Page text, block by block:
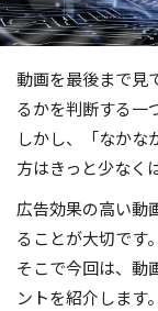
動画を最後まで見
るかを判断する一
しかし、「なかな
方はきっと少なく
広告効果の高い動
ることが大切です。
そこで今回は、動
ントを紹介します。